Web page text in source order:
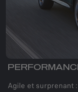
Agile et surprenant